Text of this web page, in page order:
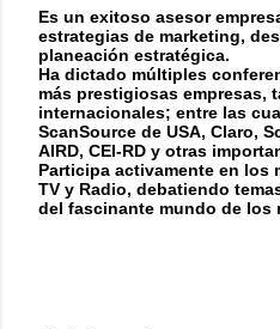
Es un exitoso asesor
estrategias de marketing,
planeación estratégica.
Ha dictado múltiples
más prestigiosas empresas,
internacionales; entre las
ScanSource de USA, Claro,
AIRD, CEI-RD y otras
Participa activamente en los
TV y Radio, debatiendo
del fascinante mundo de los